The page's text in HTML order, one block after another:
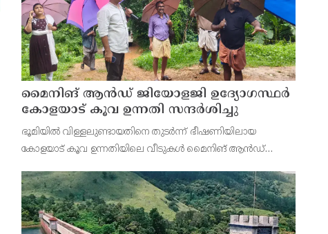
മൈനിങ് ആൻഡ്​ ജിയോളജി ഉദ്യോഗസ്ഥർ
കോളയാട് കൂവ ഉന്നതി സന്ദർശിച്ചു
ഭൂമിയിൽ വിള്ളലുണ്ടായതിനെ തുടർന്ന് ഭീഷണിയിലായ
കോളയാട് കൂവ ഉന്നതിയിലെ വീടുകൾ മൈനിങ് ആൻഡ്
കുടുംബാംഗങ്ങളെ മാറ്റിപ്പാർപ്പിക്കുന്നതിന് അടിയന്തര നടപടി
സ്വീകരിക്കണമ